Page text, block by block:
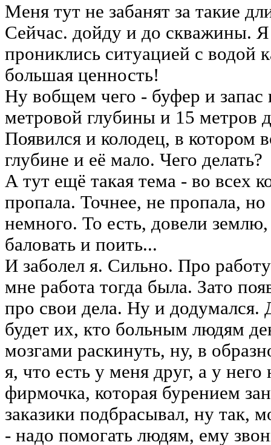
Меня тут не забанят за такие
Сейчас. дойду и до скважины.
прониклись ситуацией с водой
большая ценность!
Ну вобщем чего - буфер и запас
метровой глубины и 15 метров
Появился и колодец, в котором
глубине и её мало. Чего делать?
А тут ещё такая тема - во всех
пропала. Точнее, не пропала, но
немного. То есть, довели
баловать и поить...
И заболел я. Сильно. Про
мне работа тогда была. Зато
про свои дела. Ну и додумался.
будет их, кто больным людям
мозгами раскинуть, ну, в
я, что есть у меня друг, а у него
фирмочка, которая бурением
заказики подбрасывал, ну так,
- надо помогать людям, ему